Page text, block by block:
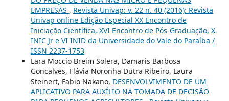
EMPRESAS , Revista Univap: v. 22 n. 40 (2016): Revista
Univap online Edição Especial XX Encontro de
Iniciação Científica, XVI Encontro de Pós-Graduação, X
INIC Jr e VI INID da Universidade do Vale do Paraíba /
ISSN 2237-1753
Lara Moccio Breim Solera, Damaris Barbosa
Goncalves, Flávia Noronha Dutra Ribeiro, Laura
Steinert, Fabio Nakano, DESENVOLVIMENTO DE UM
APLICATIVO PARA AUXÍLIO NA TOMADA DE DECISÃO